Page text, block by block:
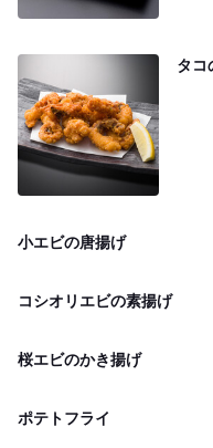
タコ
小エビの唐揚げ
コシオリエビの素揚げ
桜エビのかき揚げ
ポテトフライ